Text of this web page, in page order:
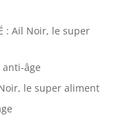
: Ail Noir, le super
âge
Noir, le super aliment